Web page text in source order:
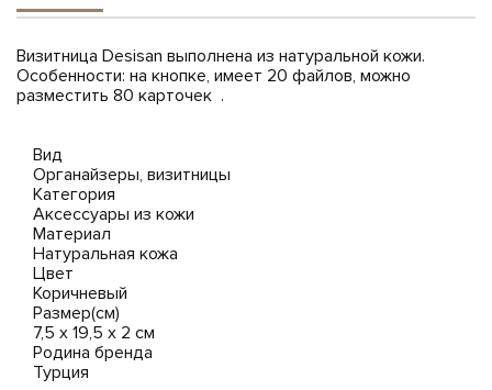
Визитница Desisan выполнена из натуральной кожи.
Особенности: на кнопке, имеет 20 файлов, можно
разместить 80 карточек .
Вид
Органайзеры, визитницы
Категория
Аксессуары из кожи
Материал
Натуральная кожа
Цвет
Коричневый
Размер(см)
7,5 x 19,5 x 2 см
Родина бренда
Турция